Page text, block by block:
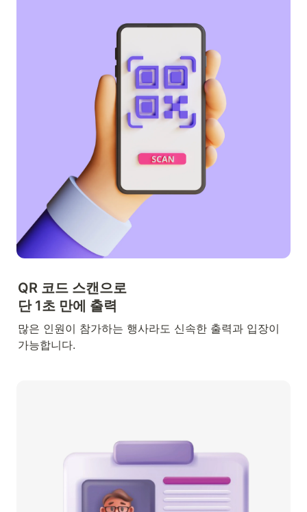
QR 코드 스캔으로
단 1초 만에 출력
많은 인원이 참가하는 행사라도 신속한 출력과 입장이
가능합니다.